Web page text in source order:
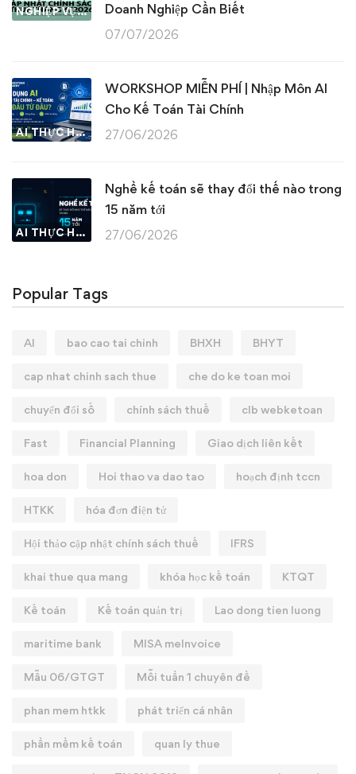
NGHIỆP VỤ KẾ TOÁN & THUẾ
Doanh Nghiệp Cần Biết
07/07/2026
AI THỰC HÀNH
WORKSHOP MIỄN PHÍ | Nhập Môn AI
Cho Kế Toán Tài Chính
27/06/2026
AI THỰC HÀNH
Nghề kế toán sẽ thay đổi thế nào trong
15 năm tới
27/06/2026
Popular Tags
AI bao cao tai chinh BHXH BHYT
cap nhat chinh sach thue che do ke toan moi
chuyển đổi số chính sách thuế clb webketoan
Fast Financial Planning Giao dịch liên kết
hoa don Hoi thao va dao tao hoạch định tccn
HTKK hóa đơn điện tử
Hội thảo cập nhật chính sách thuế IFRS
khai thue qua mang khóa học kế toán KTQT
Kế toán Kế toán quản trị Lao dong tien luong
maritime bank MISA meInvoice
Mẫu 06/GTGT Mỗi tuần 1 chuyên đề
phan mem htkk phát triển cá nhân
phần mềm kế toán quan ly thue